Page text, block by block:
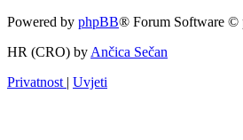
Powered by phpBB® Forum Software ©
HR (CRO) by Ančica Sečan
Privatnost | Uvjeti